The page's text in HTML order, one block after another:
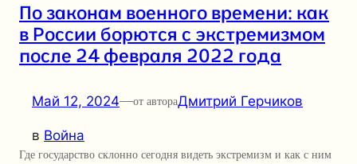
По законам военного времени: как
в России борются с экстремизмом
после 24 февраля 2022 года
Май 12, 2024—от автораДмитрий Герчиков
в Война
Где государство склонно сегодня видеть экстремизм и как с ним